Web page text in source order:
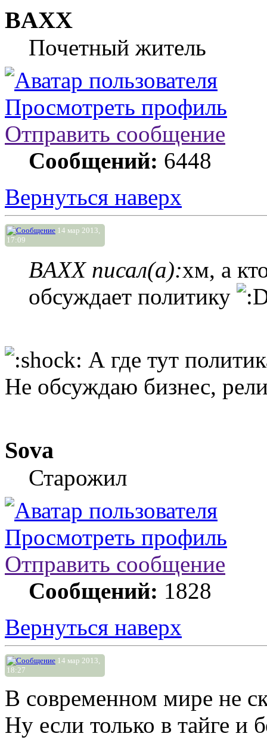
BAXX
Почетный житель
Просмотреть профиль
Отправить сообщение
Сообщений: 6448
Вернуться наверх
14 мар 2013,
17:09
BAXX писал(а):хм, а
обсуждает политику
А где тут
Не обсуждаю бизнес,
Sova
Старожил
Просмотреть профиль
Отправить сообщение
Сообщений: 1828
Вернуться наверх
14 мар 2013,
18:27
В современном мире не
Ну если только в тайге и